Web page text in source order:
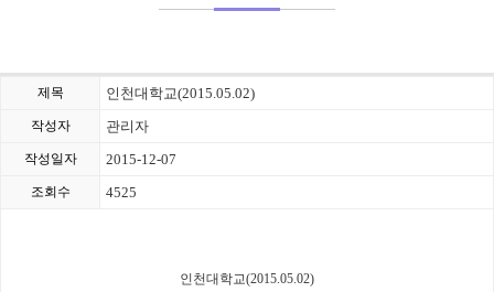
제목 인천대학교(2015.05.02)
작성자 관리자
작성일자 2015-12-07
조회수 4525
인천대학교(2015.05.02)